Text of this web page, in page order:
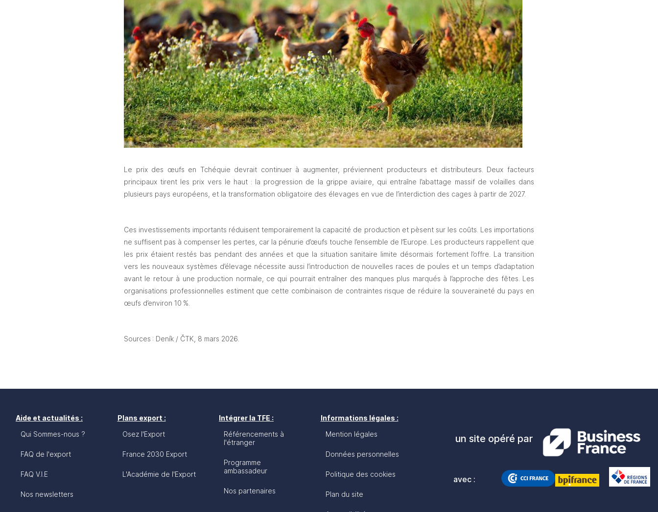
Le prix des œufs en Tchéquie devrait continuer à augmenter, préviennent producteurs et distributeurs. Deux facteurs
principaux tirent les prix vers le haut : la progression de la grippe aviaire, qui entraîne l’abattage massif de volailles dans
plusieurs pays européens, et la transformation obligatoire des élevages en vue de l’interdiction des cages à partir de 2027.
Ces investissements importants réduisent temporairement la capacité de production et pèsent sur les coûts. Les importations
ne suffisent pas à compenser les pertes, car la pénurie d’œufs touche l’ensemble de l’Europe. Les producteurs rappellent que
les prix étaient restés bas pendant des années et que la situation sanitaire limite désormais fortement l’offre. La transition
vers les nouveaux systèmes d’élevage nécessite aussi l’introduction de nouvelles races de poules et un temps d’adaptation
avant le retour à une production normale, ce qui pourrait entraîner des manques plus marqués à l’approche des fêtes. Les
organisations professionnelles estiment que cette combinaison de contraintes risque de réduire la souveraineté du pays en
œufs d’environ 10 %.
Sources : Deník / ČTK, 8 mars 2026.
Aide et actualités :
Qui Sommes-nous ?
FAQ de l'export
FAQ V.I.E
Nos newsletters
Plans export :
Osez l'Export
France 2030 Export
L'Académie de l'Export
Intégrer la TFE :
Référencements à
l'étranger
Programme
ambassadeur
Nos partenaires
Informations légales :
Mention légales
Données personnelles
Politique des cookies
Plan du site
un site opéré par
avec :